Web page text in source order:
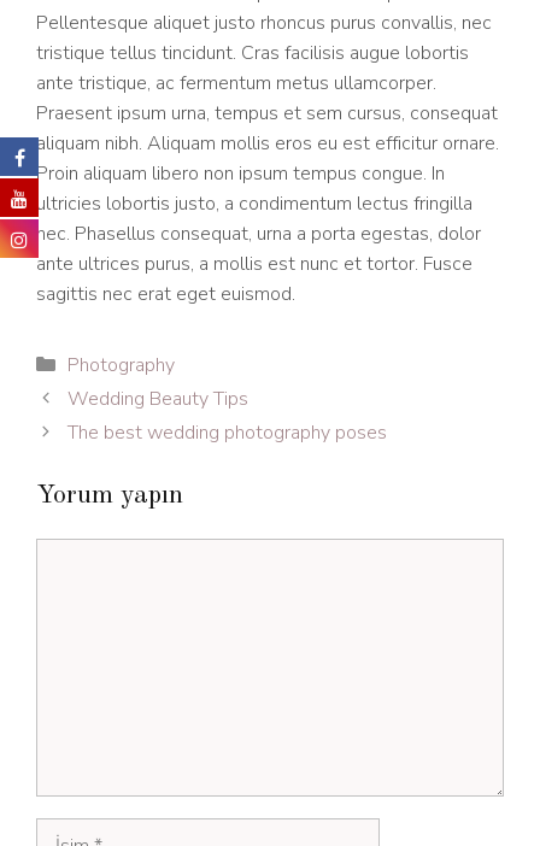
Pellentesque aliquet justo rhoncus purus convallis, nec
tristique tellus tincidunt. Cras facilisis augue lobortis
ante tristique, ac fermentum metus ullamcorper.
Praesent ipsum urna, tempus et sem cursus, consequat
aliquam nibh. Aliquam mollis eros eu est efficitur ornare.
Proin aliquam libero non ipsum tempus congue. In
ultricies lobortis justo, a condimentum lectus fringilla
nec. Phasellus consequat, urna a porta egestas, dolor
ante ultrices purus, a mollis est nunc et tortor. Fusce
sagittis nec erat eget euismod.
Kategoriler
Photography
Wedding Beauty Tips
The best wedding photography poses
Yorum yapın
İsim